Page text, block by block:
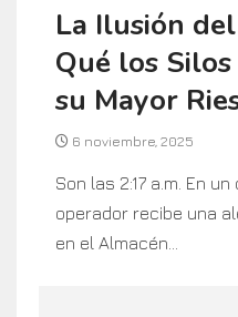
La Ilusión
Qué los
su Mayor
6 noviembre, 2025
Son las 2:17 a.m. En
operador recibe una
en el Almacén...